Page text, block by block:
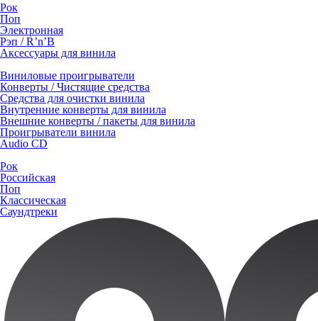
Рок
Поп
Электронная
Рэп / R’n’B
Аксессуары для винила
Виниловые проигрыватели
Конверты / Чистящие средства
Средства для очистки винила
Внутренние конверты для винила
Внешние конверты / пакеты для винила
Проигрыватели винила
Audio CD
Рок
Российская
Поп
Классическая
Саундтреки